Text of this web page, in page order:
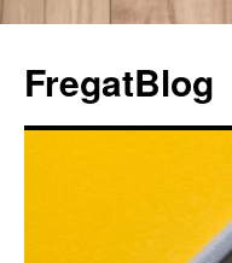
FregatBlog